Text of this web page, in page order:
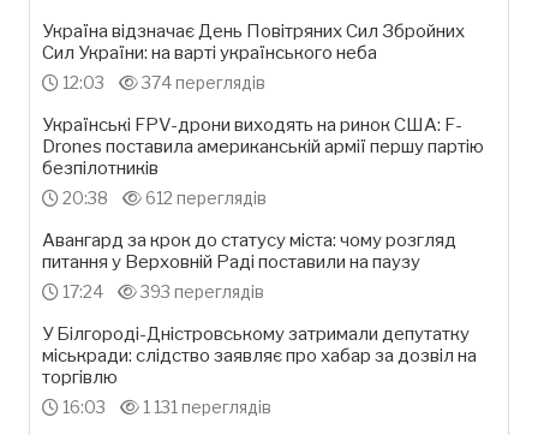
Україна відзначає День Повітряних Сил Збройних
Сил України: на варті українського неба
12:03 374 переглядів
Українські FPV-дрони виходять на ринок США: F-
Drones поставила американській армії першу партію
безпілотників
20:38 612 переглядів
Авангард за крок до статусу міста: чому розгляд
питання у Верховній Раді поставили на паузу
17:24 393 переглядів
У Білгороді-Дністровському затримали депутатку
міськради: слідство заявляє про хабар за дозвіл на
торгівлю
16:03 1 131 переглядів